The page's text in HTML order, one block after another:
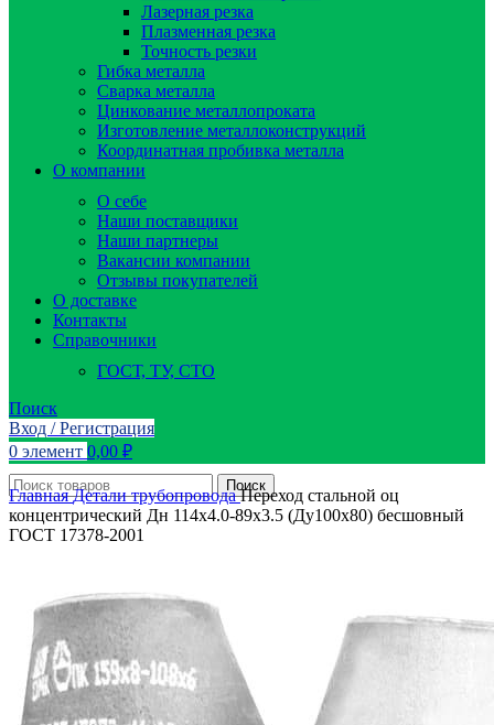
Лазерная резка
Плазменная резка
Точность резки
Гибка металла
Сварка металла
Цинкование металлопроката
Изготовление металлоконструкций
Координатная пробивка металла
О компании
О себе
Наши поставщики
Наши партнеры
Вакансии компании
Отзывы покупателей
О доставке
Контакты
Справочники
ГОСТ, ТУ, СТО
Поиск
Вход / Регистрация
0 элемент 0,00 ₽
Поиск
ГлавнаяДетали трубопроводаПереход стальной оц
концентрический Дн 114х4.0-89х3.5 (Ду100х80) бесшовный
ГОСТ 17378-2001